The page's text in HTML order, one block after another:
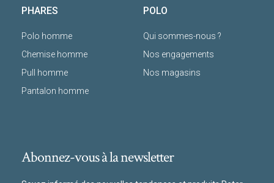
PHARES
Polo homme
Chemise homme
Pull homme
Pantalon homme
POLO
Qui sommes-nous ?
Nos engagements
Nos magasins
Abonnez-vous à la newsletter